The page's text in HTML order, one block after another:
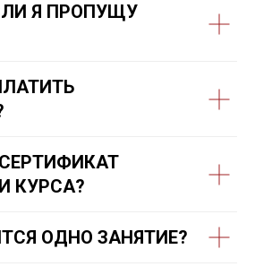
Я ПРОПУЩУ
КУРСА?
ОДНО ЗАНЯТИЕ?